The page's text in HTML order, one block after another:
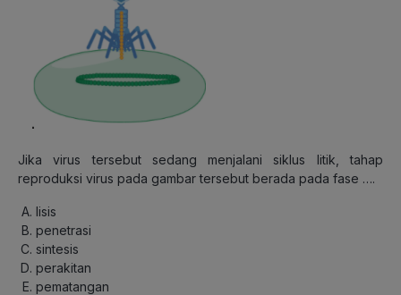
Jika virus tersebut sedang menjalani siklus litik, tahap
reproduksi virus pada gambar tersebut berada pada fase ….
lisis
penetrasi
sintesis
perakitan
pematangan